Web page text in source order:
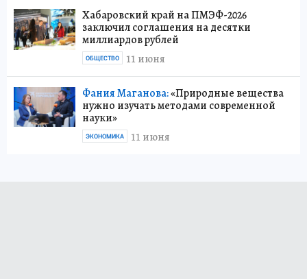
Хабаровский край на ПМЭФ-2026
заключил соглашения на десятки
миллиардов рублей
11 июня
ОБЩЕСТВО
Фания Маганова:«Природные вещества
нужно изучать методами современной
науки»
11 июня
ЭКОНОМИКА